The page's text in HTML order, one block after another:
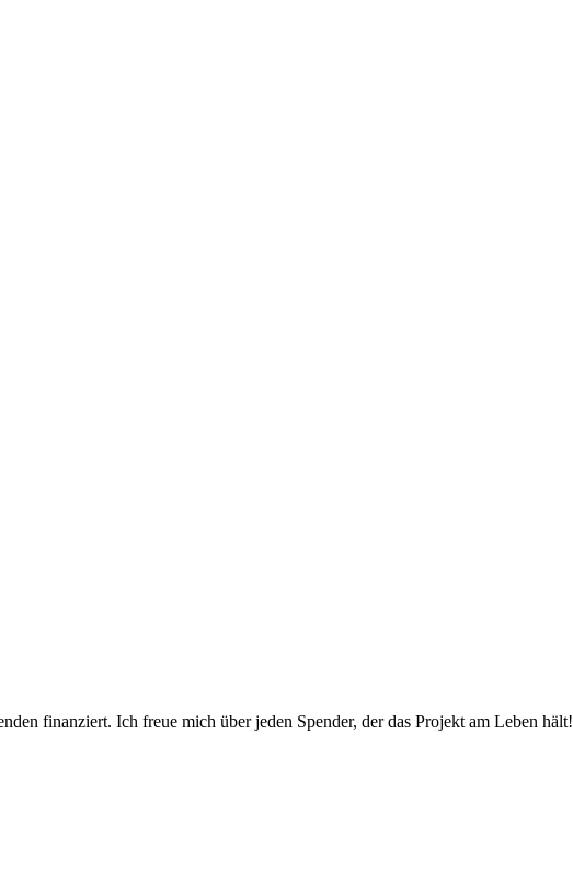
finanziert. Ich freue mich über jeden Spender, der das Projekt am Leben hält!